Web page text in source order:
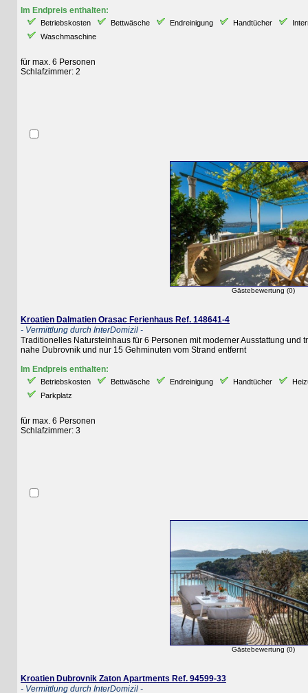
Im Endpreis enthalten:
Betriebskosten Bettwäsche Endreinigung Handtücher
Waschmaschine
für max. 6 Personen
Schlafzimmer: 2
Gästebewertung (0)
Kroatien Dalmatien Orasac Ferienhaus Ref. 148641-4
- Vermittlung durch InterDomizil -
Traditionelles Natursteinhaus für 6 Personen mit moderner Ausstattung und
nahe Dubrovnik und nur 15 Gehminuten vom Strand entfernt
Im Endpreis enthalten:
Betriebskosten Bettwäsche Endreinigung Handtücher
Heizung
Parkplatz
für max. 6 Personen
Schlafzimmer: 3
Gästebewertung (0)
Kroatien Dubrovnik Zaton Apartments Ref. 94599-33
- Vermittlung durch InterDomizil -